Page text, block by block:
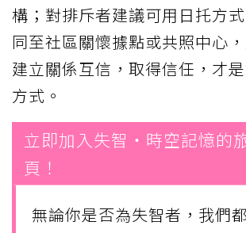
構；對排斥者建議可用日托方
同至社區關懷據點或共照中心
建立關係互信，取得信任，才
方式。
立即加入失智・時空記憶的
頁！
無論你是否為失智者，我們